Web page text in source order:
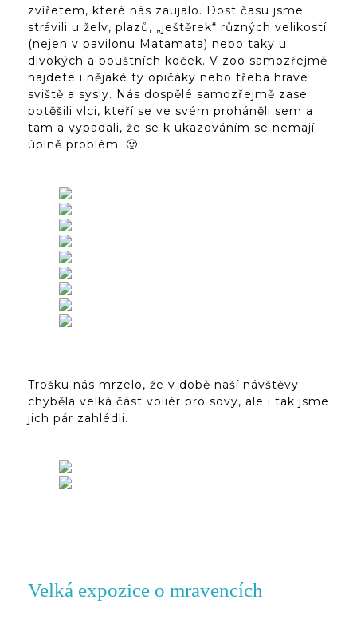
zvířetem, které nás zaujalo. Dost času jsme
strávili u želv, plazů, „ještěrek“ různých velikostí
(nejen v pavilonu Matamata) nebo taky u
divokých a pouštních koček. V zoo samozřejmě
najdete i nějaké ty opičáky nebo třeba hravé
sviště a sysly. Nás dospělé samozřejmě zase
potěšili vlci, kteří se ve svém proháněli sem a
tam a vypadali, že se k ukazováním se nemají
úplně problém. 🙂
Trošku nás mrzelo, že v době naší návštěvy
chyběla velká část voliér pro sovy, ale i tak jsme
jich pár zahlédli.
Velká expozice o mravencích